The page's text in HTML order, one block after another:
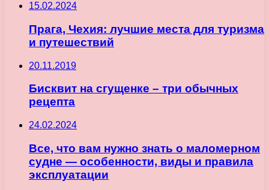
15.02.2024
Прага, Чехия: лучшие места для туризма
и путешествий
20.11.2019
Бисквит на сгущенке – три обычных
рецепта
24.02.2024
Все, что вам нужно знать о маломерном
судне — особенности, виды и правила
эксплуатации